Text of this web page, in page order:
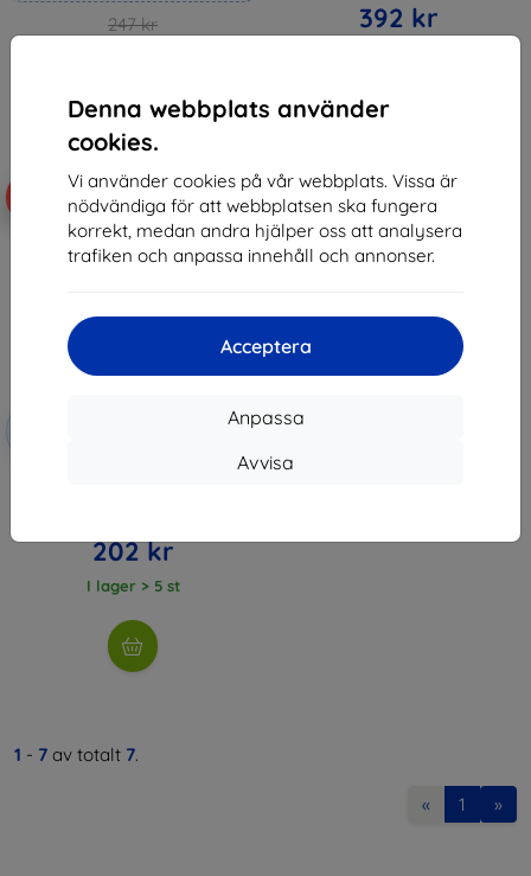
Denna webbplats använder
cookies.
Vi använder cookies på vår webbplats. Vissa är
nödvändiga för att webbplatsen ska fungera
korrekt, medan andra hjälper oss att analysera
trafiken och anpassa innehåll och annonser.
Acceptera
Anpassa
Avvisa
247 kr 392 kr
EXTRA10
202 kr
I lager > 5 st
1 - 7 av totalt 7.
« 1 »